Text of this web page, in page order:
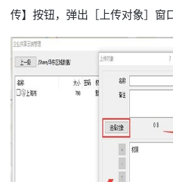
传】按钮，弹出［上传对象］窗